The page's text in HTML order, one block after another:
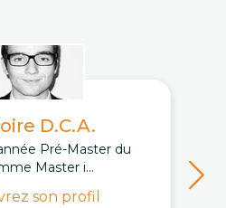
D.C.A.
Pré-Master du
Master i...
son profil